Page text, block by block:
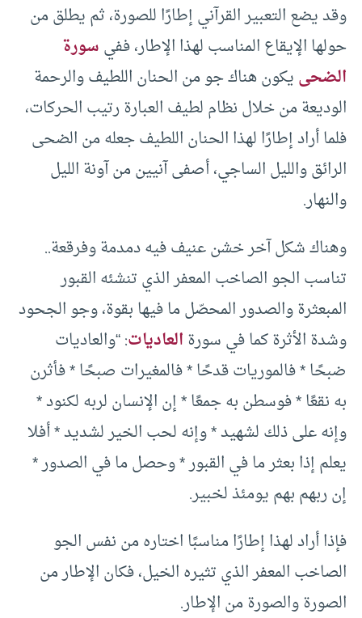
وقد يضع التعبير القرآني إطارًا للصورة، ثم يطلق من
حولها الإيقاع المناسب لهذا الإطار، ففيسورة
الضحىيكون هناك جو من الحنان اللطيف والرحمة
الوديعة من خلال نظام لطيف العبارة رتيب الحركات،
فلما أراد إطارًا لهذا الحنان اللطيف جعله من الضحى
الرائق والليل الساجي، أصفى آنيين من آونة الليل
والنهار.
وهناك شكل آخر خشن عنيف فيه دمدمة وفرقعة..
تناسب الجو الصاخب المعفر الذي تنشئه القبور
المبعثرة والصدور المحصّل ما فيها بقوة، وجو الجحود
وشدة الأثرة كما في سورةالعاديات: “والعاديات
ضبحًا * فالموريات قدحًا * فالمغيرات صبحًا * فأثرن
به نقعًا * فوسطن به جمعًا * إن الإنسان لربه لكنود *
وإنه على ذلك لشهيد * وإنه لحب الخير لشديد * أفلا
يعلم إذا بعثر ما في القبور * وحصل ما في الصدور *
إن ربهم بهم يومئذ لخبير.
فإذا أراد لهذا إطارًا مناسبًا اختاره من نفس الجو
الصاخب المعفر الذي تثيره الخيل، فكان الإطار من
الصورة والصورة من الإطار.